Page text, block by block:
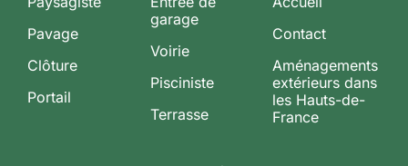
Pavage
Clôture
Portail
garage
Voirie
Pisciniste
Terrasse
Contact
Aménagements
extérieurs dans
les Hauts-de-
France